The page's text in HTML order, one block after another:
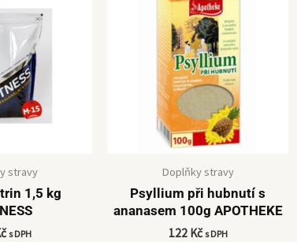
stravy
1,5 kg
s DPH
Doplňky stravy
Psyllium při hubnutí s
ananasem 100g APOTHEKE
122 Kč s DPH